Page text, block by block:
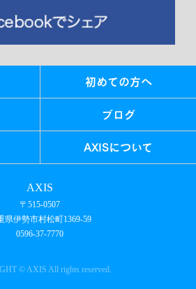
初めての方へ
ブログ
AXISについて
AXIS
〒515-0507
県伊勢市村松町1369-59
0596-37-7770
© AXIS All rights reserved.